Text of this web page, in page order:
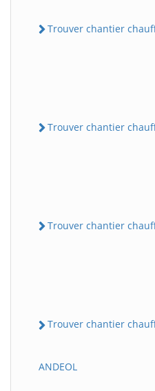
Trouver chantier
Trouver chantier
Trouver chantier
Trouver chantier
ANDEOL